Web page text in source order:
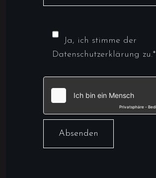
Ja, ich stimme der
Datenschutzerklärung zu.*